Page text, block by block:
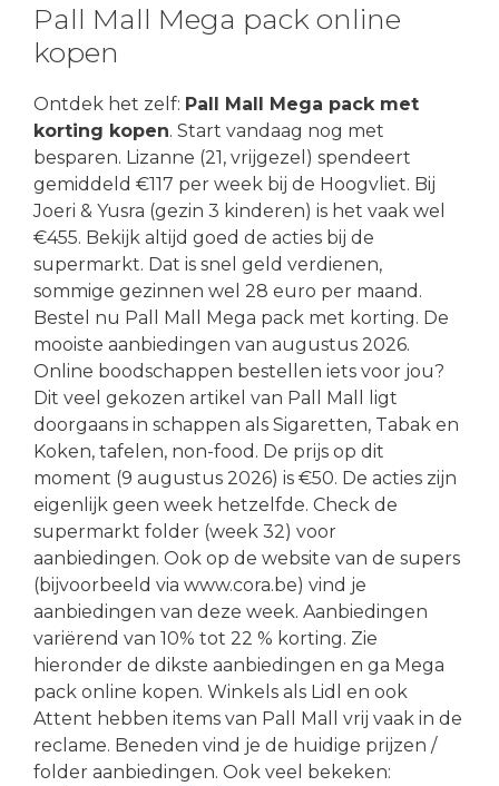
Pall Mall Mega pack online
kopen
Ontdek het zelf: Pall Mall Mega pack met
korting kopen. Start vandaag nog met
besparen. Lizanne (21, vrijgezel) spendeert
gemiddeld €117 per week bij de Hoogvliet. Bij
Joeri & Yusra (gezin 3 kinderen) is het vaak wel
€455. Bekijk altijd goed de acties bij de
supermarkt. Dat is snel geld verdienen,
sommige gezinnen wel 28 euro per maand.
Bestel nu Pall Mall Mega pack met korting. De
mooiste aanbiedingen van augustus 2026.
Online boodschappen bestellen iets voor jou?
Dit veel gekozen artikel van Pall Mall ligt
doorgaans in schappen als Sigaretten, Tabak en
Koken, tafelen, non-food. De prijs op dit
moment (9 augustus 2026) is €50. De acties zijn
eigenlijk geen week hetzelfde. Check de
supermarkt folder (week 32) voor
aanbiedingen. Ook op de website van de supers
(bijvoorbeeld via www.cora.be) vind je
aanbiedingen van deze week. Aanbiedingen
variërend van 10% tot 22 % korting. Zie
hieronder de dikste aanbiedingen en ga Mega
pack online kopen. Winkels als Lidl en ook
Attent hebben items van Pall Mall vrij vaak in de
reclame. Beneden vind je de huidige prijzen /
folder aanbiedingen. Ook veel bekeken: